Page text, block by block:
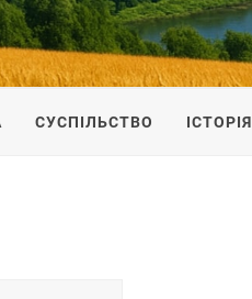
IS
СУСПІЛЬСТВО ІСТОРІЯ